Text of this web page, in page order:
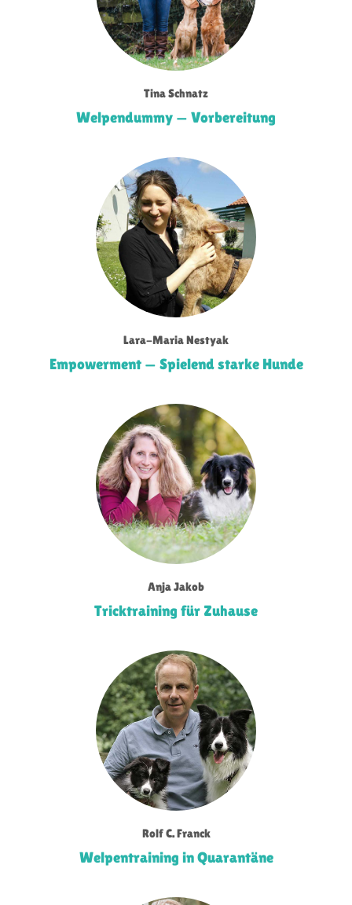
Tina Schnatz
Welpendummy — Vorbereitung
Lara-Maria Nestyak
Empowerment — Spielend starke Hunde
Anja Jakob
Tricktraining für Zuhause
Rolf C. Franck
Welpentraining in Quarantäne